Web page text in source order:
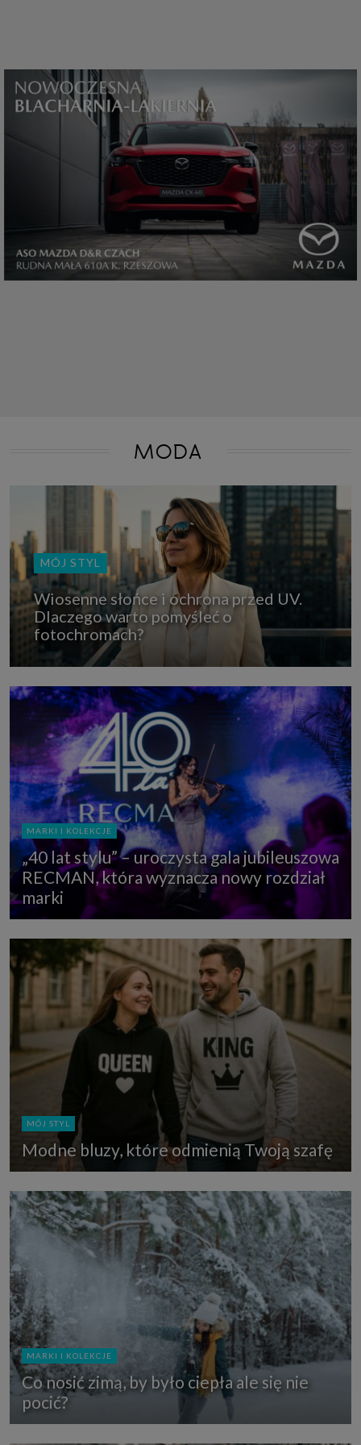
funkcjonowanie plików cookies itp. oraz jak usunąć takie pliki z Twojego
urządzenia.
Twoje uprawnienia
Przysługują Ci następujące uprawnienia wobec Twoich danych i ich
przetwarzania przez nas, inne podmioty z Grupy SAGIER i Zaufanych
1. Jeśli udzieliłeś zgody na przetwarzanie danych możesz ją w każdej
chwili wycofać (cofnięcie zgody oczywiście nie uchyli zgodności z prawem
przetwarzania już dokonanego na jej podstawie);
2. Masz również prawo żądania dostępu do Twoich danych osobowych, ich
sprostowania, usunięcia lub ograniczenia przetwarzania, prawo do
przeniesienia danych, wyrażenia sprzeciwu wobec przetwarzania danych
oraz prawo do wniesienia skargi do organu nadzorczego, którym w Polsce
jest Prezes Urzędu Ochrony Danych Osobowych.
Pod tym adresem
znajdziesz dodatkowe informacje dotyczące przetwarzania danych i
Twoich uprawnień.
MODA
MÓJ STYL
Wiosenne słońce i ochrona przed UV.
Dlaczego warto pomyśleć o
fotochromach?
MARKI I KOLEKCJE
„40 lat stylu” – uroczysta gala jubileuszowa
RECMAN, która wyznacza nowy rozdział
marki
MÓJ STYL
Modne bluzy, które odmienią Twoją szafę
MARKI I KOLEKCJE
Co nosić zimą, by było ciepła ale się nie
pocić?